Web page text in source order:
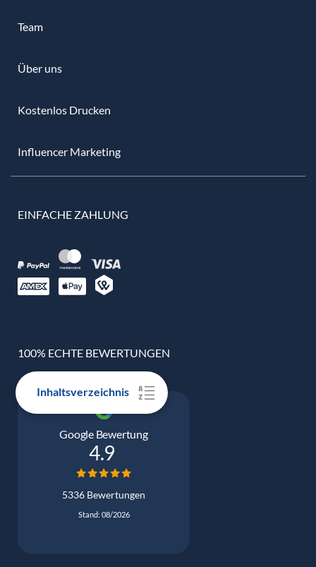
Inhaltsverzeichnis
Team
Über uns
Kostenlos Drucken
Influencer Marketing
EINFACHE ZAHLUNG
100% ECHTE BEWERTUNGEN
Google Bewertung
4.9
5336 Bewertungen
Stand: 08/2026